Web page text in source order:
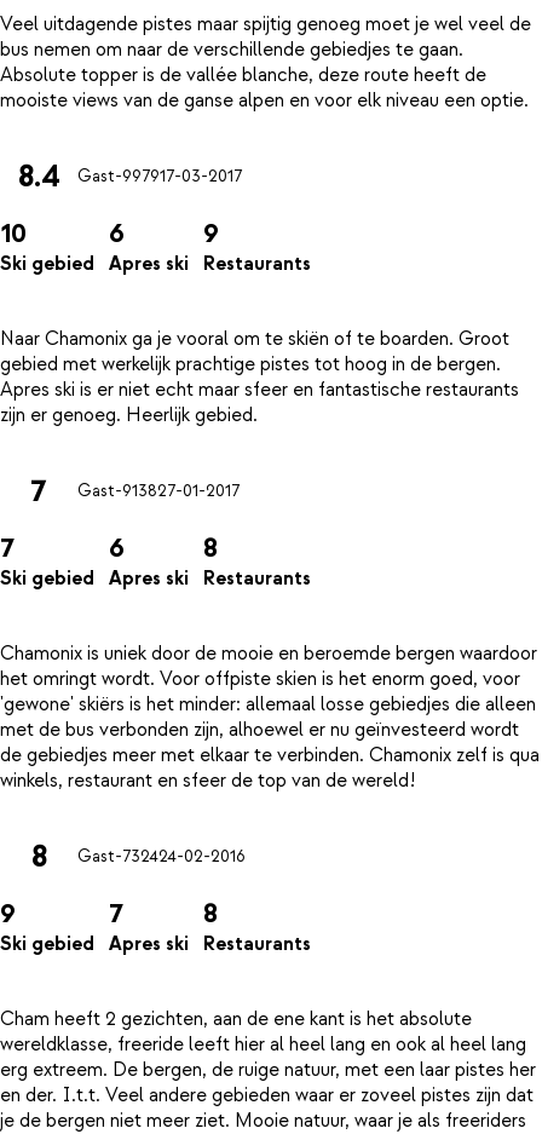
Veel uitdagende pistes maar spijtig genoeg moet je wel veel de
bus nemen om naar de verschillende gebiedjes te gaan.
Absolute topper is de vallée blanche, deze route heeft de
8.4 Gast-997917-03-2017
10
Ski gebied
6
Apres ski
9
Restaurants
Naar Chamonix ga je vooral om te skiën of te boarden. Groot
gebied met werkelijk prachtige pistes tot hoog in de bergen.
Apres ski is er niet echt maar sfeer en fantastische restaurants
7 Gast-913827-01-2017
7
Ski gebied
6
Apres ski
8
Restaurants
Chamonix is uniek door de mooie en beroemde bergen waardoor
het omringt wordt. Voor offpiste skien is het enorm goed, voor
'gewone' skiërs is het minder: allemaal losse gebiedjes die alleen
met de bus verbonden zijn, alhoewel er nu geïnvesteerd wordt
de gebiedjes meer met elkaar te verbinden. Chamonix zelf is qua
8 Gast-732424-02-2016
9
Ski gebied
7
Apres ski
8
Restaurants
Cham heeft 2 gezichten, aan de ene kant is het absolute
wereldklasse, freeride leeft hier al heel lang en ook al heel lang
erg extreem. De bergen, de ruige natuur, met een laar pistes her
en der. I.t.t. Veel andere gebieden waar er zoveel pistes zijn dat
je de bergen niet meer ziet. Mooie natuur, waar je als freeriders